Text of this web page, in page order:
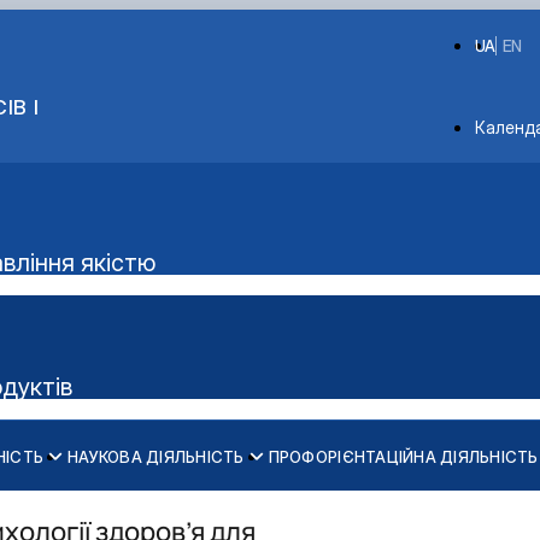
І
EN
UA
якістю
Аудиторний фонд
НАУКОВА ДІЯЛЬНІСТЬ ПРОФОРІЄНТАЦІЙНА ДІЯЛЬНІСТЬ
м'яса"
здоров’я для